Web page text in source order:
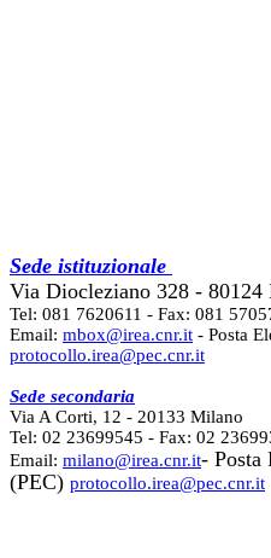
Sede istituzionale
Via Diocleziano 328 - 80124
Tel: 081 7620611 - Fax: 081
Email: mbox@irea.cnr.it - Posta
protocollo.irea@pec.cnr.it
Sede secondaria
Via A Corti, 12 - 20133 Milano
Tel: 02 23699545 - Fax: 02
Email: milano@irea.cnr.it- Posta
(PEC) protocollo.irea@pec.cnr.it